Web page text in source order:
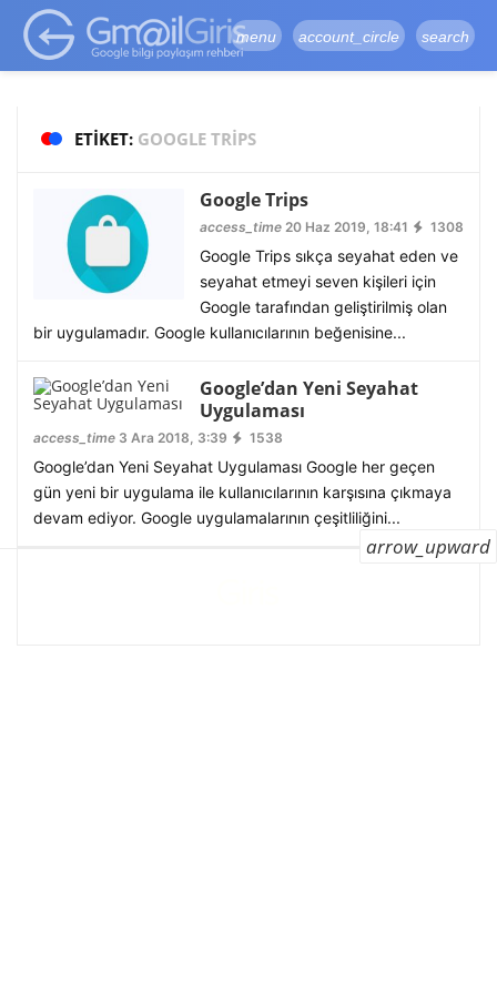
google-site-
verification=vqSI0upH550kabR5X8xpjMYieaXmuBueYgCJBW3uetM
menu account_circle search
ETIKET: GOOGLE TRIPS
Google Trips
access_time20 Haz 2019, 18:41 1308
Google Trips sıkça seyahat eden ve
seyahat etmeyi seven kişileri için
Google tarafından geliştirilmiş olan
bir uygulamadır. Google kullanıcılarının beğenisine...
Google’dan Yeni Seyahat
Uygulaması
access_time 3 Ara 2018, 3:39 1538
Google’dan Yeni Seyahat Uygulaması Google her geçen
gün yeni bir uygulama ile kullanıcılarının karşısına çıkmaya
devam ediyor. Google uygulamalarının çeşitliliğini...
arrow_upward